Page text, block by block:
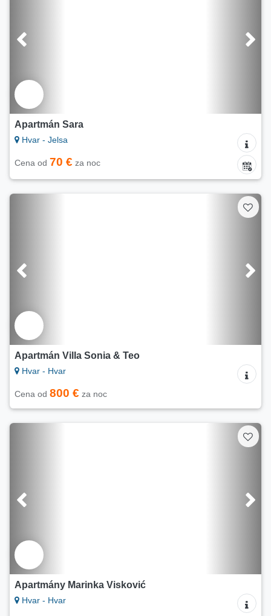
Apartmán Sara
Hvar - Jelsa
Cena od 70 € za noc
Apartmán Villa Sonia & Teo
Hvar - Hvar
Cena od 800 € za noc
Apartmány Marinka Visković
Hvar - Hvar